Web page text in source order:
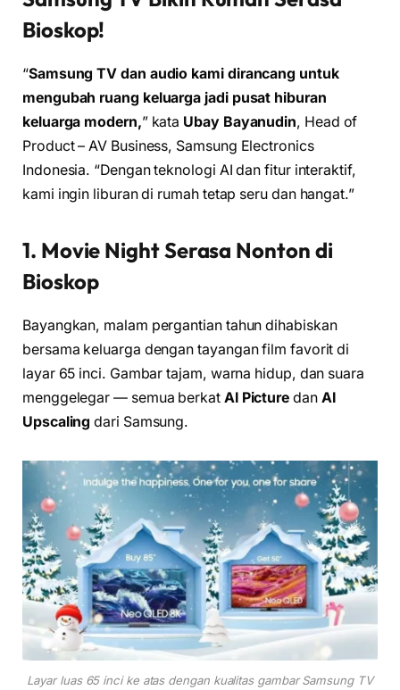
Bioskop!
“Samsung TV dan audio kami dirancang untuk
mengubah ruang keluarga jadi pusat hiburan
keluarga modern,” kata Ubay Bayanudin, Head of
Product – AV Business, Samsung Electronics
Indonesia. “Dengan teknologi AI dan fitur interaktif,
kami ingin liburan di rumah tetap seru dan hangat.”
1. Movie Night Serasa Nonton di
Bioskop
Bayangkan, malam pergantian tahun dihabiskan
bersama keluarga dengan tayangan film favorit di
layar 65 inci. Gambar tajam, warna hidup, dan suara
menggelegar — semua berkat AI Picture dan AI
Upscaling dari Samsung.
Layar luas 65 inci ke atas dengan kualitas gambar Samsung TV